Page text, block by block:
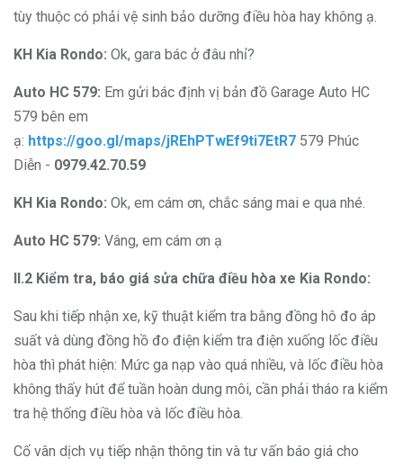
tùy thuộc có phải vệ sinh bảo dưỡng điều hòa hay không ạ.
KH Kia Rondo: Ok, gara bác ở đâu nhỉ?
Auto HC 579: Em gửi bác định vị bản đồ Garage Auto HC
579 bên em
ạ: https://goo.gl/maps/jREhPTwEf9ti7EtR7 579 Phúc
Diễn - 0979.42.70.59
KH Kia Rondo: Ok, em cám ơn, chắc sáng mai e qua nhé.
Auto HC 579: Vâng, em cám ơn ạ
II.2 Kiểm tra, báo giá sửa chữa điều hòa xe Kia Rondo:
Sau khi tiếp nhận xe, kỹ thuật kiểm tra bằng đồng hô đo áp
suất và dùng đồng hồ đo điện kiểm tra điện xuống lốc điều
hòa thì phát hiện: Mức ga nạp vào quá nhiều, và lốc điều hòa
không thấy hút để tuần hoàn dung môi, cần phải tháo ra kiểm
tra hệ thống điều hòa và lốc điều hòa.
Cố vân dịch vụ tiếp nhận thông tin và tư vấn báo giá cho